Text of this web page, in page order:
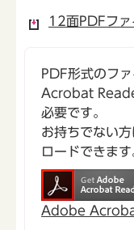
12面PDFファ
PDF形式のフ
Acrobat
必要です。
お持ちでない
ロードできます
Adobe